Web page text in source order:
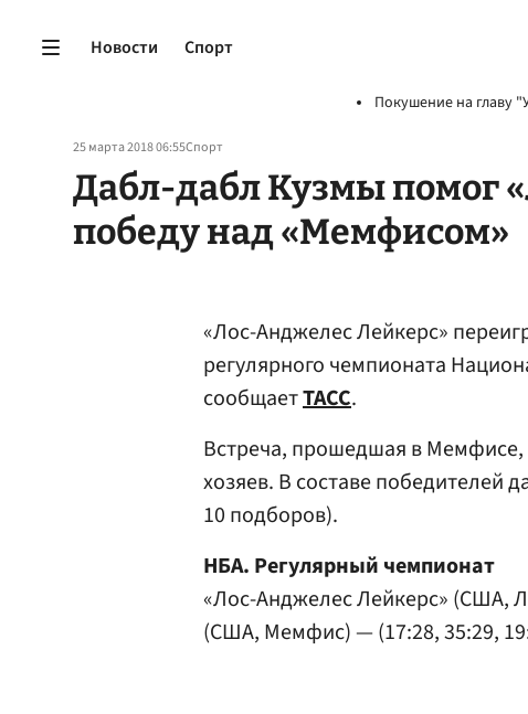
Новости Спорт
Покушение на главу
25 марта 2018 06:55Спорт
Дабл-дабл Кузмы помог
победу над «Мемфисом»
«Лос-Анджелес Лейкерс»
регулярного чемпионата
сообщаетТАСС.
Встреча, прошедшая в Мемфисе,
хозяев. В составе победителей
10 подборов).
НБА. Регулярный чемпионат
«Лос-Анджелес Лейкерс» (США,
(США, Мемфис) — (17:28, 35:29,